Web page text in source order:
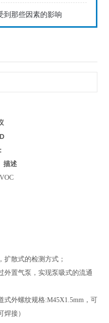
到那些因素的影响
描述
扩散式的检测方式；
外置气泵，实现泵吸式的流通
式外螺纹规格:M45X1.5mm，可
接）